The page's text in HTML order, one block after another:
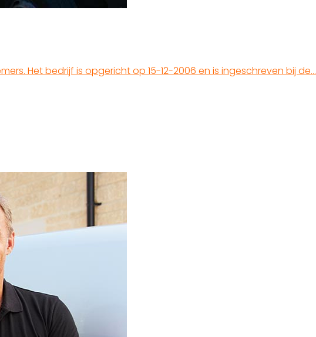
Het bedrijf is opgericht op 15-12-2006 en is ingeschreven bij de…